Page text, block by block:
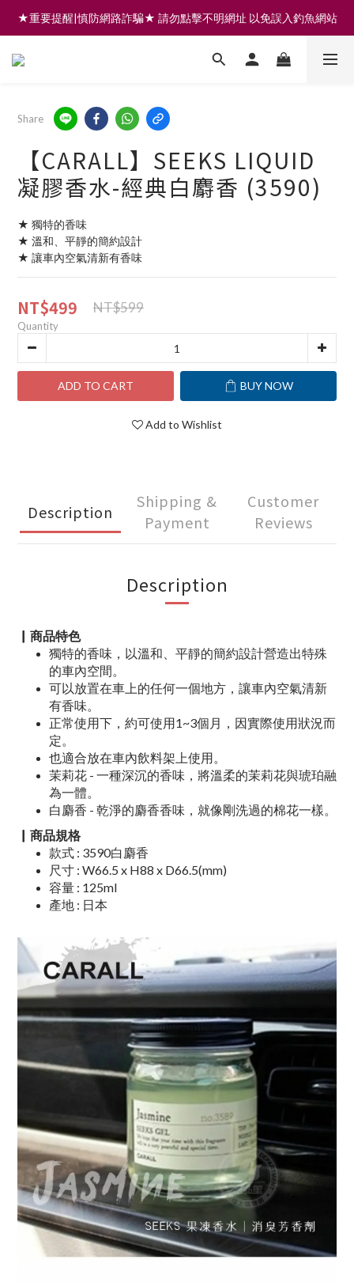
註冊會員享200元購物金 | 全館滿999免運 | 可門市取貨/安裝
★重要提醒|慎防網路詐騙★ 請勿點擊不明網址 以免誤入釣魚網站
註冊會員享200元購物金 | 全館滿999免運 | 可門市取貨/安裝
Share
【CARALL】SEEKS LIQUID
凝膠香水-經典白麝香 (3590)
★ 獨特的香味
★ 溫和、平靜的簡約設計
★ 讓車內空氣清新有香味
NT$499 NT$599
Quantity
ADD TO CART BUY NOW
Add to Wishlist
Description
Shipping &
Payment
Customer
Reviews
Description
▏商品特色
獨特的香味，以溫和、平靜的簡約設計營造出特殊
的車內空間。
可以放置在車上的任何一個地方，讓車內空氣清新
有香味。
正常使用下，約可使用1~3個月，因實際使用狀況而
定。
也適合放在車內飲料架上使用。
茉莉花 - 一種深沉的香味，將溫柔的茉莉花與琥珀融
為一體。
白麝香 - 乾淨的麝香香味，就像剛洗過的棉花一樣。
▏商品規格
款式 : 3590白麝香
尺寸 : W66.5 x H88 x D66.5(mm)
容量 : 125ml
產地 : 日本